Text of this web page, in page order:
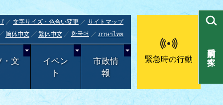
文字サイズ・色合い変更
サイトマップ
简体中文
繁体中文 한국어 ภาษาไทย
・文
イベン
ト
市政情
報
緊急時の行動 目的別で探す